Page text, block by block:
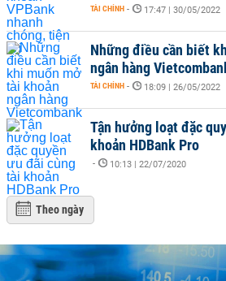
TÀI CHÍNH - 17:47 | 30/05/2022
Những điều cần biết
ngân hàng
TÀI CHÍNH - 18:09 | 26/05/2022
Tận hưởng loạt đặc
khoản HDBank Pro
- 10:13 | 22/07/2020
Theo ngày